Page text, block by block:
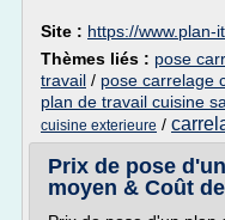
Site : https://www.plan-
Thèmes liés : pose
travail / pose carrelage
plan de travail cuisine
cuisine exterieure /
Prix de pose
moyen & Coût